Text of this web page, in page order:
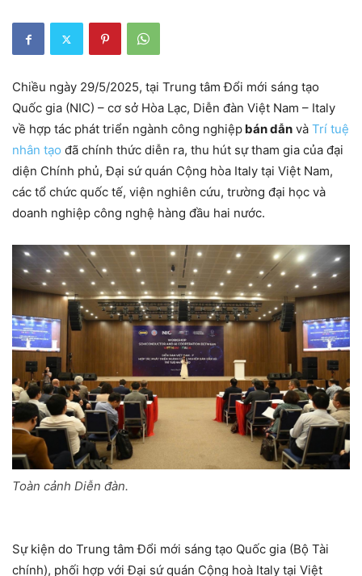
Chiều ngày 29/5/2025, tại Trung tâm Đổi mới sáng tạo
Quốc gia (NIC) – cơ sở Hòa Lạc, Diễn đàn Việt Nam – Italy
về hợp tác phát triển ngành công nghiệp bán dẫn và Trí tuệ
nhân tạo đã chính thức diễn ra, thu hút sự tham gia của đại
diện Chính phủ, Đại sứ quán Cộng hòa Italy tại Việt Nam,
các tổ chức quốc tế, viện nghiên cứu, trường đại học và
doanh nghiệp công nghệ hàng đầu hai nước.
Toàn cảnh Diễn đàn.
Sự kiện do Trung tâm Đổi mới sáng tạo Quốc gia (Bộ Tài
chính), phối hợp với Đại sứ quán Cộng hoà Italy tại Việt